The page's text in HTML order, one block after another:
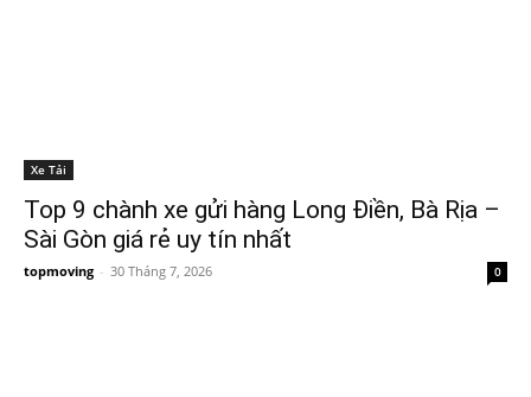
Xe Tải
Top 9 chành xe gửi hàng Long Điền, Bà Rịa –
Sài Gòn giá rẻ uy tín nhất
topmoving - 30 Tháng 7, 2026 0